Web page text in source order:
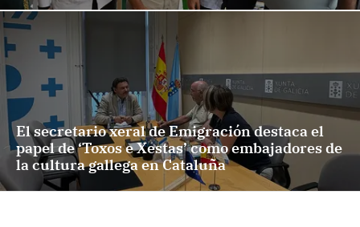
El secretario xeral de Emigración destaca el
papel de ‘Toxos e Xestas’ como embajadores de
la cultura gallega en Cataluña